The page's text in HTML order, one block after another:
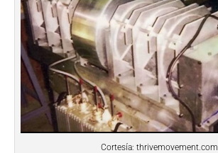
Cortesía: thrivemovement.com